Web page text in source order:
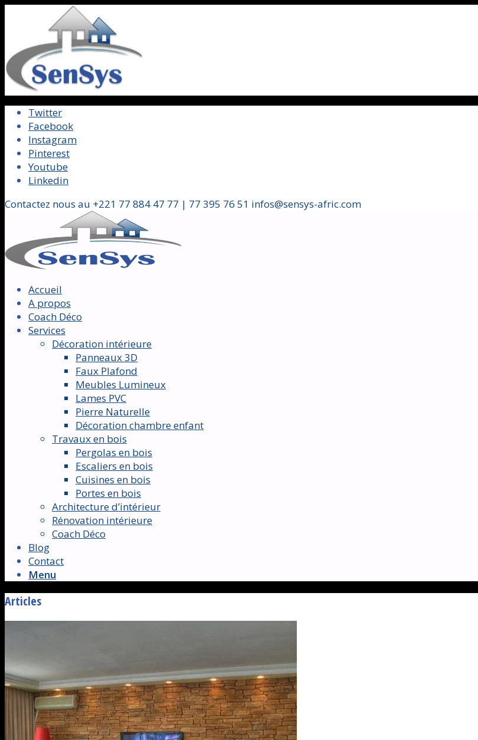
Twitter
Facebook
Instagram
Pinterest
Youtube
Linkedin
Contactez nous au +221 77 884 47 77 | 77 395 76 51 infos@sensys-afric.com
Accueil
A propos
Coach Déco
Services
Décoration intérieure
Panneaux 3D
Faux Plafond
Meubles Lumineux
Lames PVC
Pierre Naturelle
Décoration chambre enfant
Travaux en bois
Pergolas en bois
Escaliers en bois
Cuisines en bois
Portes en bois
Architecture d’intérieur
Rénovation intérieure
Coach Déco
Blog
Contact
Menu
Articles